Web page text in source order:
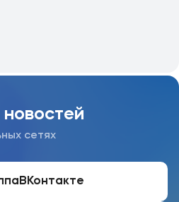
новостей
сетях
ВКонтакте